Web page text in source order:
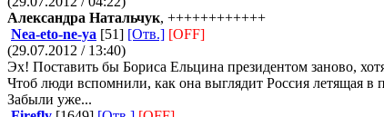
Александра Натальчук, ++++++++++++
Nea-eto-ne-ya [51] [Отв.] [OFF]
(29.07.2012 / 13:40)
Эх! Поставить бы Бориса Ельцина президентом заново,
Чтоб люди вспомнили, как она выглядит Россия летящая в
Забыли уже...